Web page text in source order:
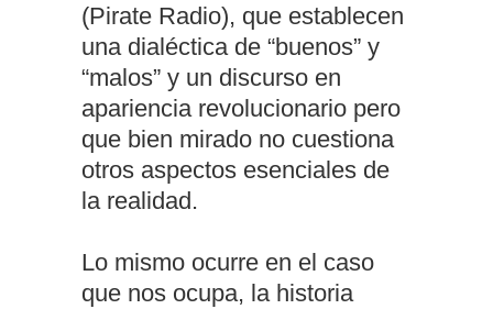
(Pirate Radio), que establecen
una dialéctica de “buenos” y
“malos” y un discurso en
apariencia revolucionario pero
que bien mirado no cuestiona
otros aspectos esenciales de
la realidad.
Lo mismo ocurre en el caso
que nos ocupa, la historia